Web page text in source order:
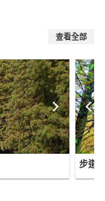
查看全部
步道